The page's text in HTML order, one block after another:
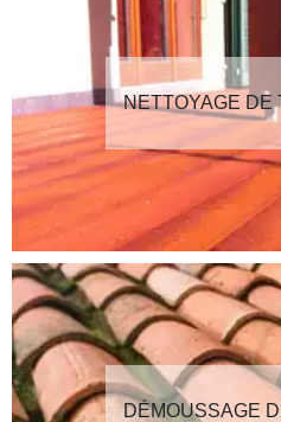
NETTOYAGE DE
DÉMOUSSAGE